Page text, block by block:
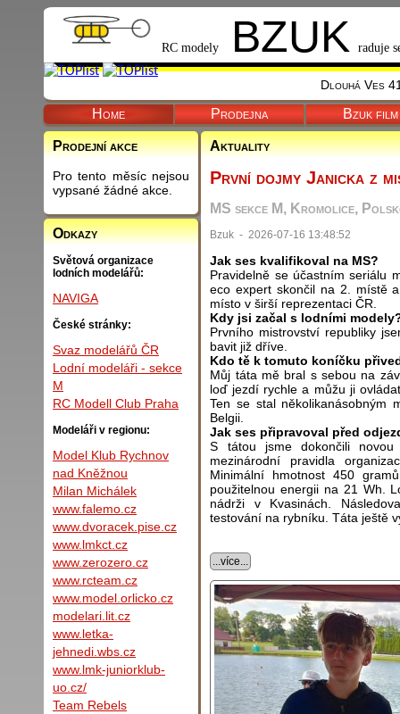
RC modelyBZUK raduje
Dlouhá Ves
Home Prodejna Bzuk film
Prodejní akce
Pro tento měsíc nejsou
vypsané žádné akce.
Odkazy
Světová organizace
lodních modelářů:
NAVIGA
České stránky:
Svaz modelářů ČR
Lodní modeláři - sekce
M
RC Modell Club Praha
Modeláři v regionu:
Model Klub Rychnov
nad Kněžnou
Milan Michálek
www.falemo.cz
www.dvoracek.pise.cz
www.lmkct.cz
www.zerozero.cz
www.rcteam.cz
www.model.orlicko.cz
modelari.lit.cz
www.letka-
jehnedi.wbs.cz
www.lmk-juniorklub-
uo.cz/
Team Rebels
Aktuality
První dojmy Janicka z
MS sekce M, Kromolice,
Bzuk - 2026-07-16 13:48:52
Jak ses kvalifikoval na MS?
Pravidelně se účastním seriálu
eco expert skončil na 2. místě
místo v širší reprezentaci ČR.
Kdy jsi začal s lodními
Prvního mistrovství republiky
bavit již dříve.
Kdo tě k tomuto koníčku
Můj táta mě bral s sebou na
loď jezdí rychle a můžu ji
Ten se stal
Belgii.
Jak ses připravoval před
S tátou jsme dokončili
mezinárodní pravidla
Minimální hmotnost 450
použitelnou energii na 21 Wh.
nádrži v Kvasinách.
testování na rybníku. Táta ještě
...více...